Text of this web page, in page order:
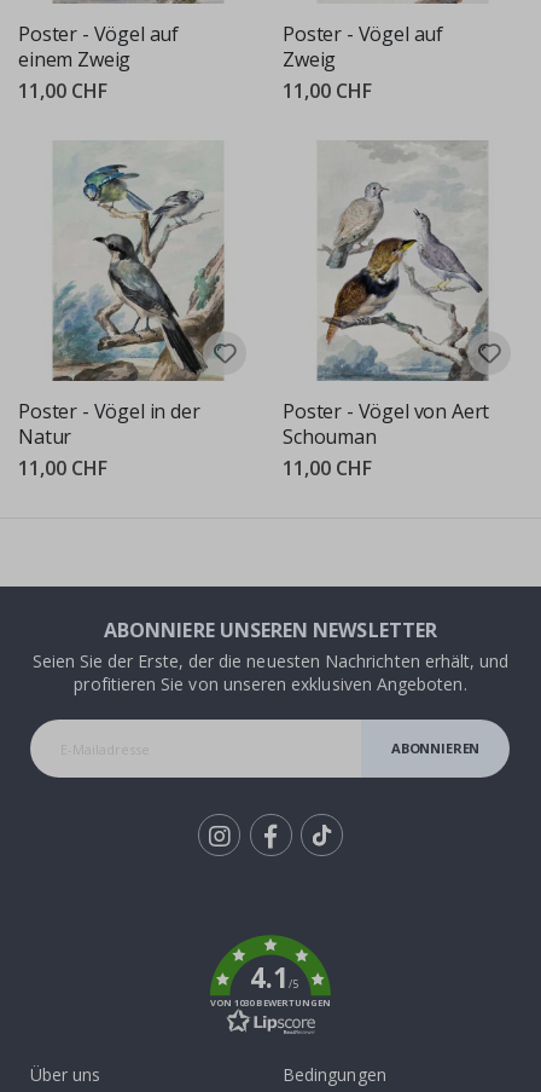
Poster - Vögel auf
einem Zweig
11,00 CHF
Poster - Vögel auf
Zweig
11,00 CHF
Poster - Vögel in der
Natur
11,00 CHF
Poster - Vögel von Aert
Schouman
11,00 CHF
ABONNIERE UNSEREN NEWSLETTER
Seien Sie der Erste, der die neuesten Nachrichten erhält, und
profitieren Sie von unseren exklusiven Angeboten.
ABONNIEREN
4.1/5
VON 1030 BEWERTUNGEN
Über uns
Bedingungen